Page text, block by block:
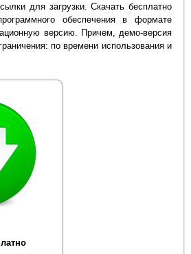
для загрузки. Скачать бесплатно
обеспечения в формате
версию. Причем, демо-версия
по времени использования и